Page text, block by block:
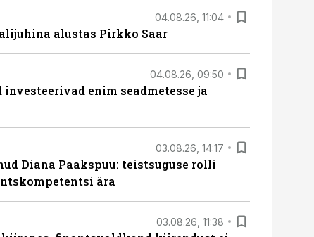
04.08.26, 11:04
alustas Pirkko Saar
04.08.26, 09:50
enim seadmetesse ja
03.08.26, 14:17
Diana Paakspuu: teistsuguse rolli
ära
03.08.26, 11:38